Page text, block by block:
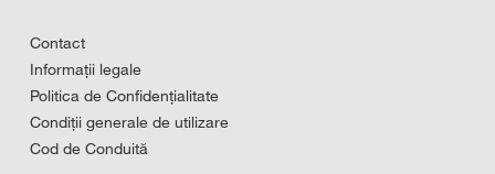
Contact
Informații legale
Politica de Confidențialitate
Condiții generale de utilizare
Cod de Conduită